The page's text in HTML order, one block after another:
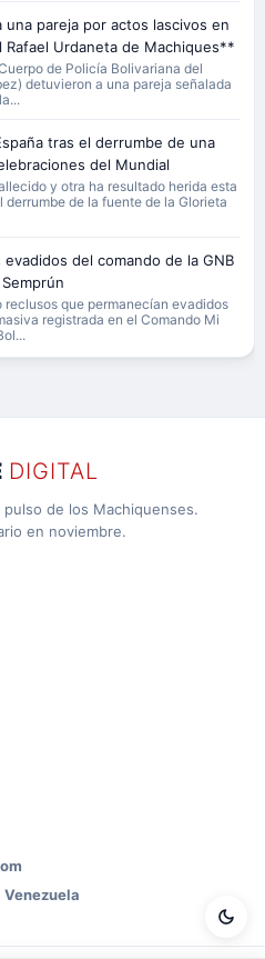
una pareja por actos lascivos en
Rafael Urdaneta de Machiques**
de Policía Bolivariana del
detuvieron a una pareja señalada
tras el derrumbe de una
del Mundial
y otra ha resultado herida esta
derrumbe de la fuente de la Glorieta
del comando de la GNB
reclusos que permanecían evadidos
registrada en el Comando Mi
DIGITAL
de los Machiquenses.
en noviembre.